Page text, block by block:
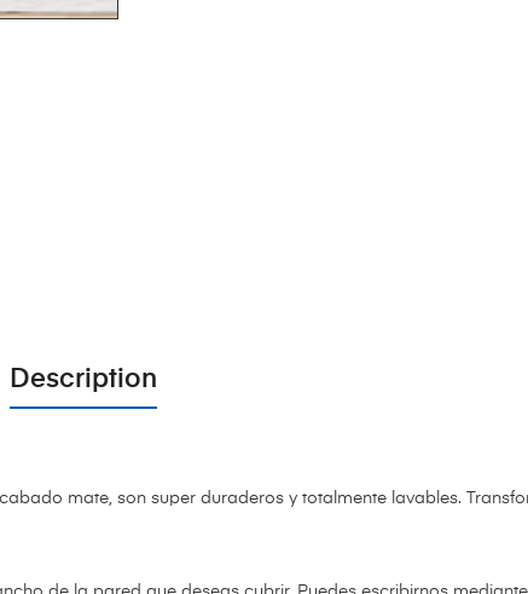
Description
mate, son super duraderos y totalmente lavables.